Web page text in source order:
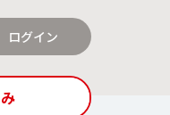
ログイン